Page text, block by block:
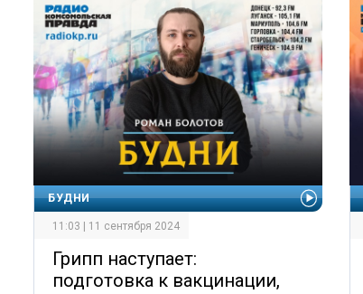
БУДНИ
11:03 | 11 сентября 2024
Грипп наступает:
подготовка к вакцинации,